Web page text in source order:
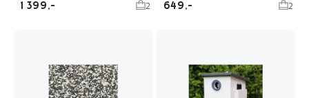
1 399,- 2 649,- 2